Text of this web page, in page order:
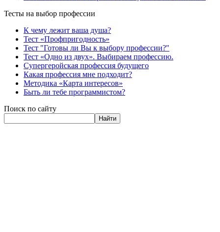
Тесты на выбор профессии
К чему лежит ваша душа?
Тест «Профпригодность»
Тест "Готовы ли Вы к выбору профессии?"
Тест «Одно из двух». Выбираем профессию.
Супергеройская профессия будущего
Какая профессия мне подходит?
Методика «Карта интересов»
Быть ли тебе программистом?
Поиск по сайту
Найти